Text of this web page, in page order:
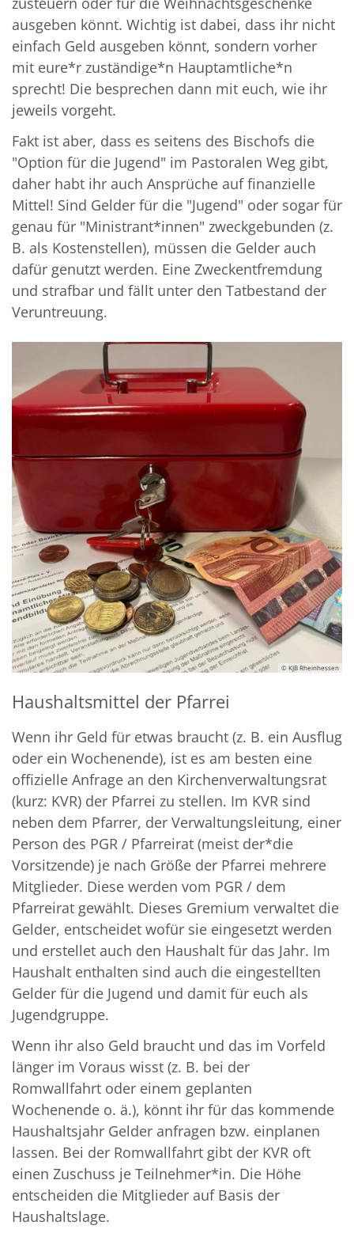
ausgeben könnt. Wichtig ist dabei, dass ihr nicht
einfach Geld ausgeben könnt, sondern vorher
mit eure*r zuständige*n Hauptamtliche*n
sprecht! Die besprechen dann mit euch, wie ihr
jeweils vorgeht.
Fakt ist aber, dass es seitens des Bischofs die
"Option für die Jugend" im Pastoralen Weg gibt,
daher habt ihr auch Ansprüche auf finanzielle
Mittel! Sind Gelder für die "Jugend" oder sogar für
genau für "Ministrant*innen" zweckgebunden (z.
B. als Kostenstellen), müssen die Gelder auch
dafür genutzt werden. Eine Zweckentfremdung
und strafbar und fällt unter den Tatbestand der
Veruntreuung.
© KJB Rheinhessen
Haushaltsmittel der Pfarrei
Wenn ihr Geld für etwas braucht (z. B. ein Ausflug
oder ein Wochenende), ist es am besten eine
offizielle Anfrage an den Kirchenverwaltungsrat
(kurz: KVR) der Pfarrei zu stellen. Im KVR sind
neben dem Pfarrer, der Verwaltungsleitung, einer
Person des PGR / Pfarreirat (meist der*die
Vorsitzende) je nach Größe der Pfarrei mehrere
Mitglieder. Diese werden vom PGR / dem
Pfarreirat gewählt. Dieses Gremium verwaltet die
Gelder, entscheidet wofür sie eingesetzt werden
und erstellet auch den Haushalt für das Jahr. Im
Haushalt enthalten sind auch die eingestellten
Gelder für die Jugend und damit für euch als
Jugendgruppe.
Wenn ihr also Geld braucht und das im Vorfeld
länger im Voraus wisst (z. B. bei der
Romwallfahrt oder einem geplanten
Wochenende o. ä.), könnt ihr für das kommende
Haushaltsjahr Gelder anfragen bzw. einplanen
lassen. Bei der Romwallfahrt gibt der KVR oft
einen Zuschuss je Teilnehmer*in. Die Höhe
entscheiden die Mitglieder auf Basis der
Haushaltslage.